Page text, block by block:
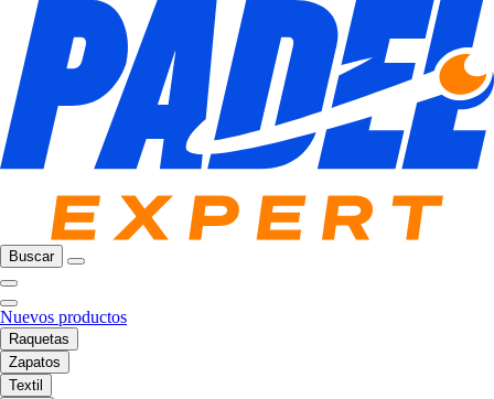
Buscar
Nuevos productos
Raquetas
Zapatos
Textil